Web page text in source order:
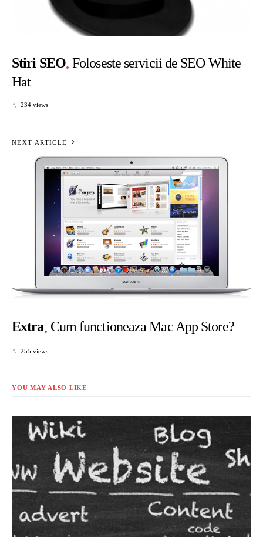
Stiri SEO Foloseste servicii de SEO White
Hat
234 views
NEXT ARTICLE
Extra Cum functioneaza Mac App Store?
255 views
YOU MAY ALSO LIKE